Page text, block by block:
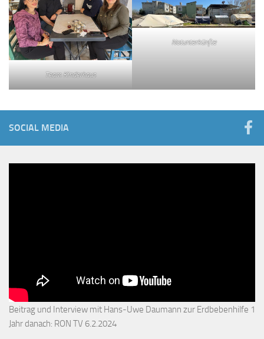
Team Kinderhaus
Notunterkünfte
SOCIAL MEDIA
Beitrag und Interview mit Hans-Uwe Daumann zur Erdbebenhilfe 1
Jahr danach: RON TV 6.2.2024